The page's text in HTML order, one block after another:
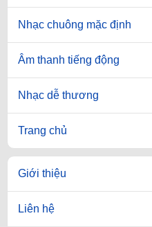
Nhạc chuông mặc định
Âm thanh tiếng động
Nhạc dễ thương
Trang chủ
Giới thiệu
Liên hệ